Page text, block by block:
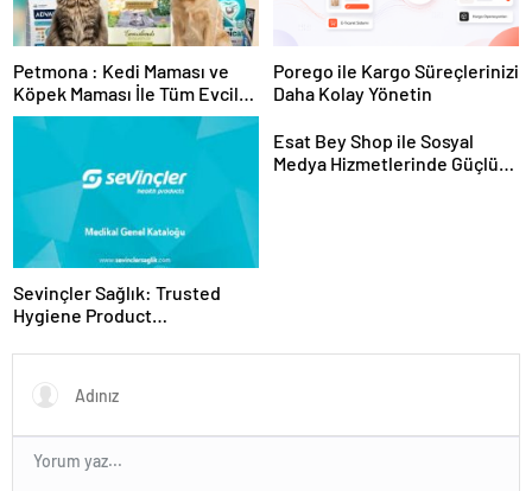
Petmona : Kedi Maması ve
Köpek Maması İle Tüm Evcil
Hayvan Ürünleri
Porego ile Kargo Süreçlerinizi
Daha Kolay Yönetin
Sevinçler Sağlık: Trusted
Hygiene Product
Esat Bey Shop ile Sosyal
Medya Hizmetlerinde Güçlü